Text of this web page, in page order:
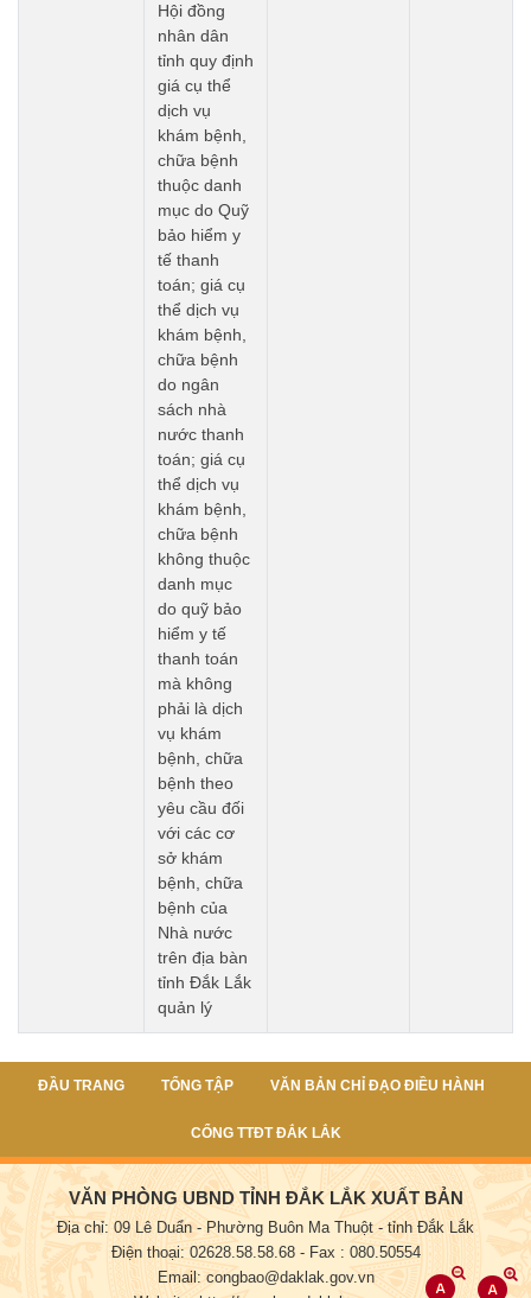
Hội đồng
nhân dân
tỉnh quy định
giá cụ thể
dịch vụ
khám bệnh,
chữa bệnh
thuộc danh
mục do Quỹ
bảo hiểm y
tế thanh
toán; giá cụ
thể dịch vụ
khám bệnh,
chữa bệnh
do ngân
sách nhà
nước thanh
toán; giá cụ
thể dịch vụ
khám bệnh,
chữa bệnh
không thuộc
danh mục
do quỹ bảo
hiểm y tế
thanh toán
mà không
phải là dịch
vụ khám
bệnh, chữa
bệnh theo
yêu cầu đối
với các cơ
sở khám
bệnh, chữa
bệnh của
Nhà nước
trên địa bàn
tỉnh Đắk Lắk
quản lý
ĐẦU TRANG TỔNG TẬP VĂN BẢN CHỈ ĐẠO ĐIỀU HÀNH
CỔNG TTĐT ĐẮK LẮK
VĂN PHÒNG UBND TỈNH ĐẮK LẮK XUẤT BẢN
Địa chỉ: 09 Lê Duẩn - Phường Buôn Ma Thuột - tỉnh Đắk Lắk
Điện thoại: 02628.58.58.68- Fax : 080.50554
Email: congbao@daklak.gov.vn